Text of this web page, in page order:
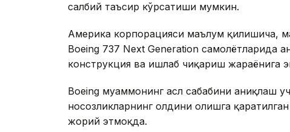
салбий таъсир кўрсатиши мумкин.
Америка корпорацияси маълум қилишича,
Boeing 737 Next Generation самолётларида
конструкция ва ишлаб чиқариш жараёнига
Boeing муаммонинг асл сабабини аниқлаш
носозликларнинг олдини олишга
жорий этмоқда.